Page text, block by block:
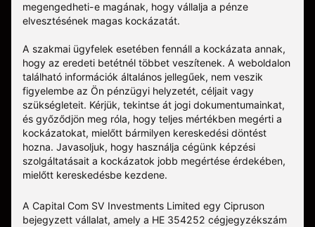
megengedheti-e magának, hogy vállalja a pénze
elvesztésének magas kockázatát.
A szakmai ügyfelek esetében fennáll a kockázata annak,
hogy az eredeti betétnél többet veszítenek. A weboldalon
található információk általános jellegűek, nem veszik
figyelembe az Ön pénzügyi helyzetét, céljait vagy
szükségleteit. Kérjük, tekintse át jogi dokumentumainkat,
és győződjön meg róla, hogy teljes mértékben megérti a
kockázatokat, mielőtt bármilyen kereskedési döntést
hozna. Javasoljuk, hogy használja cégünk képzési
szolgáltatásait a kockázatok jobb megértése érdekében,
mielőtt kereskedésbe kezdene.
A Capital Com SV Investments Limited egy Cipruson
bejegyzett vállalat, amely a HE 354252 cégjegyzékszám